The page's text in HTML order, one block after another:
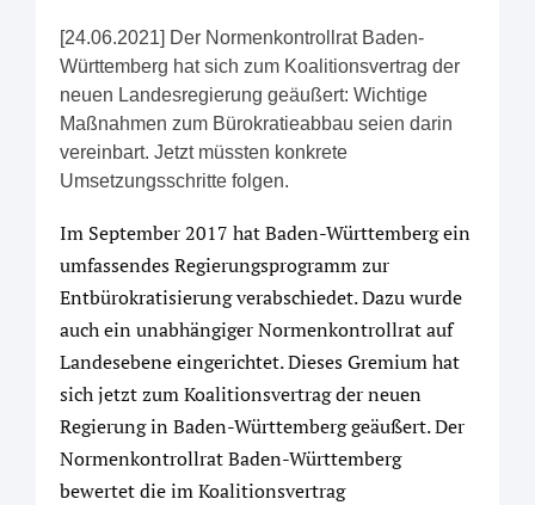
[24.06.2021] Der Normenkontrollrat Baden-
Württemberg hat sich zum Koalitionsvertrag der
neuen Landesregierung geäußert: Wichtige
Maßnahmen zum Bürokratieabbau seien darin
vereinbart. Jetzt müssten konkrete
Umsetzungsschritte folgen.
Im September 2017 hat Baden-Württemberg ein
umfassendes Regierungsprogramm zur
Entbürokratisierung verabschiedet. Dazu wurde
auch ein unabhängiger Normenkontrollrat auf
Landesebene eingerichtet. Dieses Gremium hat
sich jetzt zum Koalitionsvertrag der neuen
Regierung in Baden-Württemberg geäußert. Der
Normenkontrollrat Baden-Württemberg
bewertet die im Koalitionsvertrag